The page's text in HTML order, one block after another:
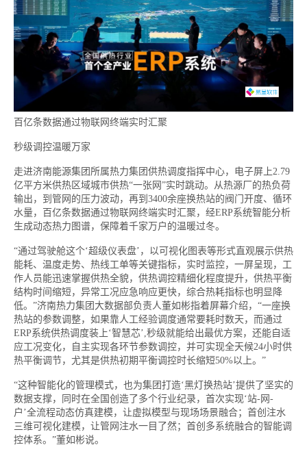
百亿条数据通过物联网终端实时汇聚
秒级调控温暖万家
走进济南能源集团所属热力集团供热调度指挥中心，电子屏上2.79
亿平方米供热区域城市供热“一张网”实时跳动。从热源厂的热负荷
输出，到管网的压力波动，再到3400余座换热站的阀门开度、循环
水量，百亿条数据通过物联网终端实时汇聚，经ERP系统智能分析
生成动态热力图谱，保障着千家万户的温暖过冬。
“通过驾驶舱这个‘超级仪表盘’，以可视化图表等形式直观展示供热
能耗、温度走势、热线工单等关键指标，实时监控，一屏呈现，工
作人员能迅速掌握供热全貌，供热调控精细化程度提升，供热平衡
结构时间缩短，异常工况应急响应更快，综合热耗指标也明显降
低。”济南热力集团大数据部负责人董如彬指着屏幕介绍，“一座换
热站的参数调整，如果靠人工经验调度通常要耗时数天，而通过
ERP系统供热调度装上‘智慧芯’,秒级就能给出最优方案，还能自适
应工况变化，自主实现各环节参数调控，并可实现全天候24小时供
热平衡调节，尤其是供热初期平衡调控时长缩短50%以上。”
“这种智能化的管理模式，也为集团打造‘黑灯换热站’提供了坚实的
数据支撑，同时在全国创造了多个行业纪录，首次实现‘站-网-
户’全流程动态仿真建模，让虚拟模型与现场场景融合；首创注水
三维可视化建模，让管网注水一目了然；首创多系统融合的智能调
控体系。”董如彬说。